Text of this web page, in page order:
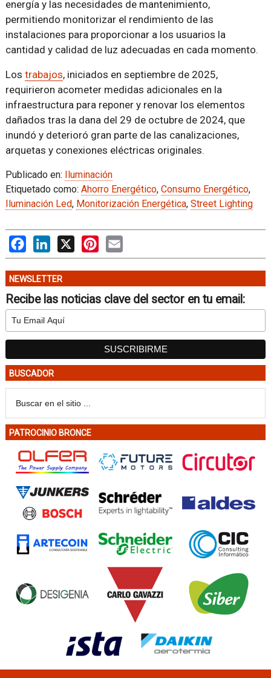
energía y las necesidades de mantenimiento,
permitiendo monitorizar el rendimiento de las
instalaciones para proporcionar a los usuarios la
cantidad y calidad de luz adecuadas en cada momento.
Los trabajos, iniciados en septiembre de 2025,
requirieron acometer medidas adicionales en la
infraestructura para reponer y renovar los elementos
dañados tras la dana del 29 de octubre de 2024, que
inundó y deterioró gran parte de las canalizaciones,
arquetas y conexiones eléctricas originales.
Publicado en: Iluminación
Etiquetado como: Ahorro Energético, Consumo Energético,
Iluminación Led, Monitorización Energética, Street Lighting
FacebookLinkedIn
X PinterestEmail
NEWSLETTER
Recibe las noticias clave del sector en tu email:
BUSCADOR
PATROCINIO BRONCE